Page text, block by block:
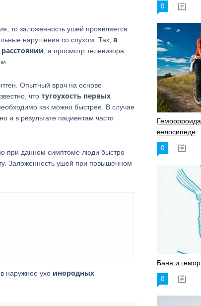
то заложенность ушей проявляется
нарушения со слухом. Так, в
, а просмотр телевизора
Опытный врач на основе
что тугоухость первых
как можно быстрее. В случае
и в результате пациентам часто
при данном симптоме люди быстро
Заложенность ушей при повышенном
наружное ухо инородных
0
велосипеде
0
Баня и
0